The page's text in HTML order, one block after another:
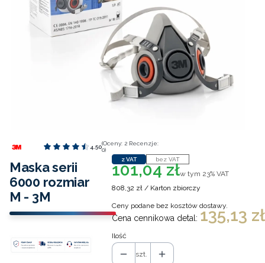
4.50(Oceny: 2 Recenzje:
0)
Maska serii
6000 rozmiar
M - 3M
z VAT bez VAT
Cena
101,04 złw tym 23% VAT
w tym 23% VAT
808,32 zł / Karton zbiorczy
Ceny podane bez kosztów dostawy.
Cena cennikowa detal: 135,13 zł
Ilość
szt.